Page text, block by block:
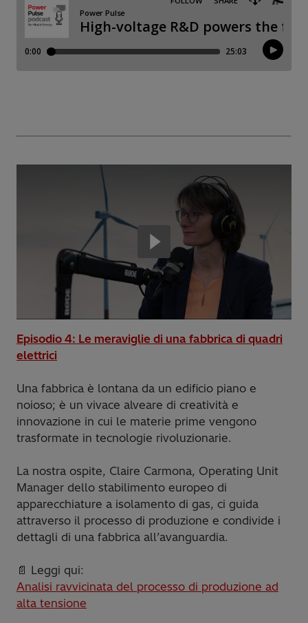
Episodio 4: Le meraviglie di una fabbrica di quadri
elettrici
Una fabbrica è lontana da un edificio piano e
noioso; è un vivace alveare di creatività e
innovazione in cui le materie prime vengono
trasformate in tecnologie rivoluzionarie.
La nostra ospite, Claire Carmona, Operating Unit
Manager dello stabilimento europeo di
apparecchiature a isolamento di gas, ci guida
attraverso il processo di produzione e condivide i
dettagli di una fabbrica all’avanguardia.
📄 Leggi qui:
Analisi ravvicinata del processo di produzione ad
alta tensione